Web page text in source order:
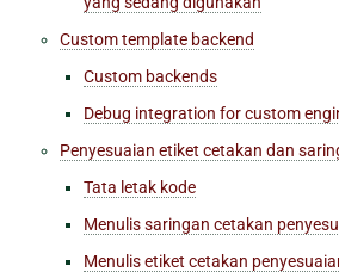
Custom template backend
Custom backends
Debug integration for custom
Penyesuaian etiket cetakan dan
Tata letak kode
Menulis saringan cetakan
Menulis etiket cetakan